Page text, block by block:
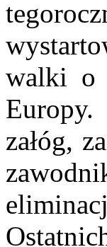
walki o
załóg,